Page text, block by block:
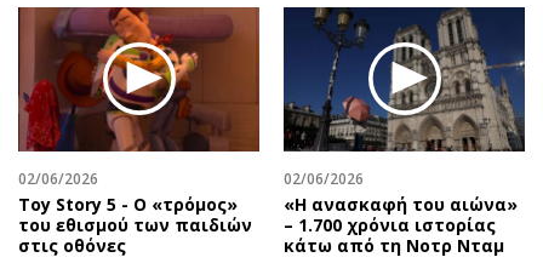
Trends
Ενέργεια
Ναυτιλία
Περιβάλλον
Κόσμος
Παράξενα
Good Life
Γυναίκα
Showbiz
Ταξίδια
Έξοδος
Media
02/06/2026
Toy Story 5 - O «τρόμος»
του εθισμού των παιδιών
στις οθόνες
02/06/2026
«Η ανασκαφή του αιώνα»
– 1.700 χρόνια ιστορίας
κάτω από τη Νοτρ Νταμ